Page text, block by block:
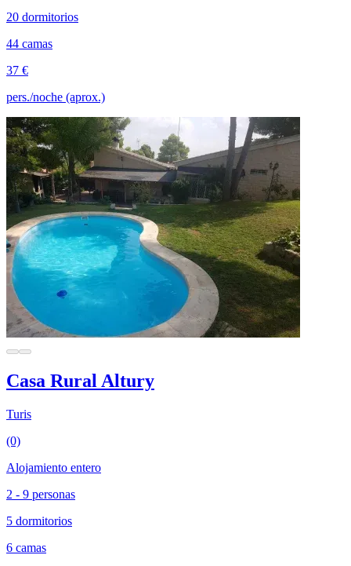
20 dormitorios
44 camas
37 €
pers./noche (aprox.)
Casa Rural Altury
Turis
(0)
Alojamiento entero
2 - 9 personas
5 dormitorios
6 camas